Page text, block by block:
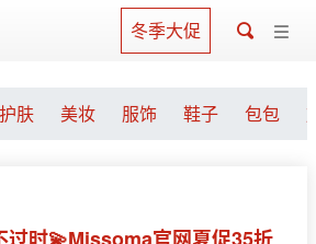
冬季大促
护肤 美妆 服饰 鞋子 包包